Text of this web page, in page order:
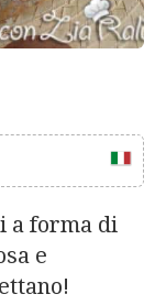
a forma di
e